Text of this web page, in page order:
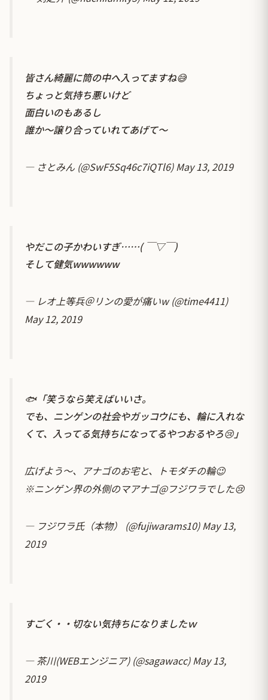
皆さん綺麗に筒の中へ入ってますね😅
ちょっと気持ち悪いけど
面白いのもあるし
誰か〜譲り合っていれてあげて〜
— さとみん (@SwF5Sq46c7iQTl6)May 13, 2019
やだこの子かわいすぎ……( ￣▽￣)
そして健気wwwwww
— レオ上等兵＠リンの愛が痛いw (@time4411)
May 12, 2019
🐟「笑うなら笑えばいいさ。
でも、ニンゲンの社会やガッコウにも、輪に入れな
くて、入ってる気持ちになってるやつおるやろ😢」
広げよう〜、アナゴのお宅と、トモダチの輪😉
※ニンゲン界の外側のマアナゴ@フジワラでした😢
— フジワラ氏（本物） (@fujiwarams10)May 13,
2019
すごく・・切ない気持ちになりましたｗ
— 茶川(WEBエンジニア) (@sagawacc)May 13,
2019